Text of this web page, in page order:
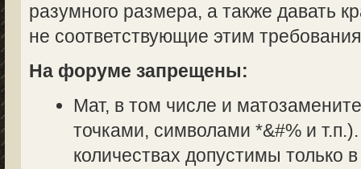
разумного размера, а также давать
не соответствующие этим
На форуме запрещены:
Мат, в том числе и
точками, символами *&#% и
количествах допустимы только